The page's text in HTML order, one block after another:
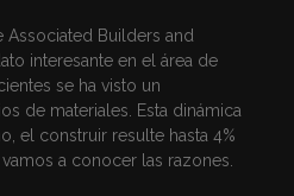
Associated Builders and
interesante en el área de
se ha visto un
de materiales. Esta dinámica
el construir resulte hasta 4%
a conocer las razones.